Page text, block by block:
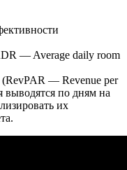
— Average daily room
— Revenue per
выводятся по дням на
их